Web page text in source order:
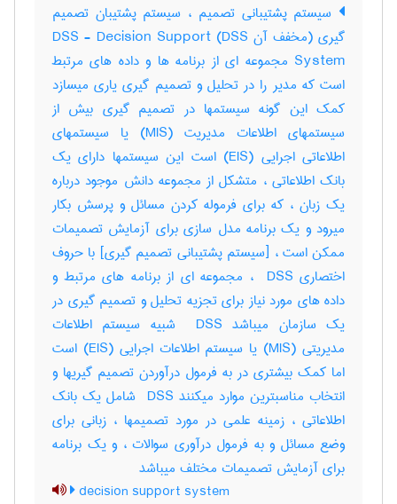
سیستم پشتیبانی تصمیم ، سیستم پشتیبان تصمیم
گیری (مخفف آن DSS) DSS - Decision Support
System مجموعه ای از برنامه ها و داده های مرتبط
است که مدیر را در تحلیل و تصمیم گیری یاری میسازد
کمک این گونه سیستمها در تصمیم گیری بیش از
سیستمهای اطلاعات مدیریت (MIS) یا سیستمهای
اطلاعاتی اجرایی (EIS) است این سیستمها دارای یک
بانک اطلاعاتی ، متشکل از مجموعه دانش موجود درباره
یک زبان ، که برای فرموله کردن مسائل و پرسش بکار
میرود و یک برنامه مدل سازی برای آزمایش تصمیمات
ممکن است ، [سیستم پشتیبانی تصمیم گیری] با حروف
اختصاری ‎ DSS ، مجموعه ای از برنامه های مرتبط و
داده های مورد نیاز برای تجزیه تحلیل و تصمیم گیری در
یک سازمان میباشد ‎ DSS شبیه سیستم اطلاعات
مدیریتی (‎MIS) یا سیستم اطلاعات اجرایی (‎EIS) است
اما کمک بیشتری در به فرمول درآوردن تصمیم گیریها و
انتخاب مناسبترین موارد میکنند ‎ DSS شامل یک بانک
اطلاعاتی ، زمینه علمی در مورد تصمیمها ، زبانی برای
وضع مسائل و به فرمول درآوری سوالات ، و یک برنامه
برای آزمایش تصمیمات مختلف میباشد
decision support system